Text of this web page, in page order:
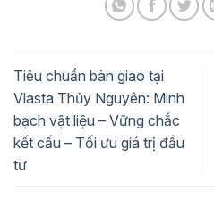
Tiêu chuẩn bàn giao tại
Vlasta Thủy Nguyên: Minh
bạch vật liệu – Vững chắc
kết cấu – Tối ưu giá trị đầu
tư